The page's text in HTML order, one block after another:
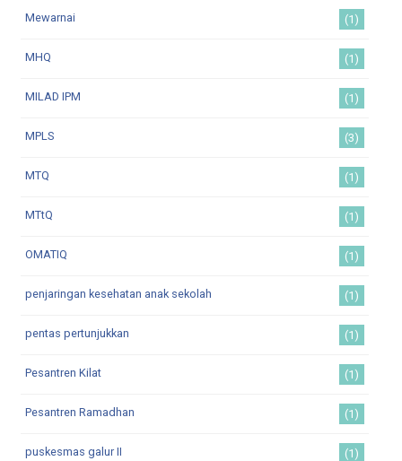
Mewarnai (1)
MHQ (1)
MILAD IPM (1)
MPLS (3)
MTQ (1)
MTtQ (1)
OMATIQ (1)
penjaringan kesehatan anak sekolah (1)
pentas pertunjukkan (1)
Pesantren Kilat (1)
Pesantren Ramadhan (1)
puskesmas galur II (1)